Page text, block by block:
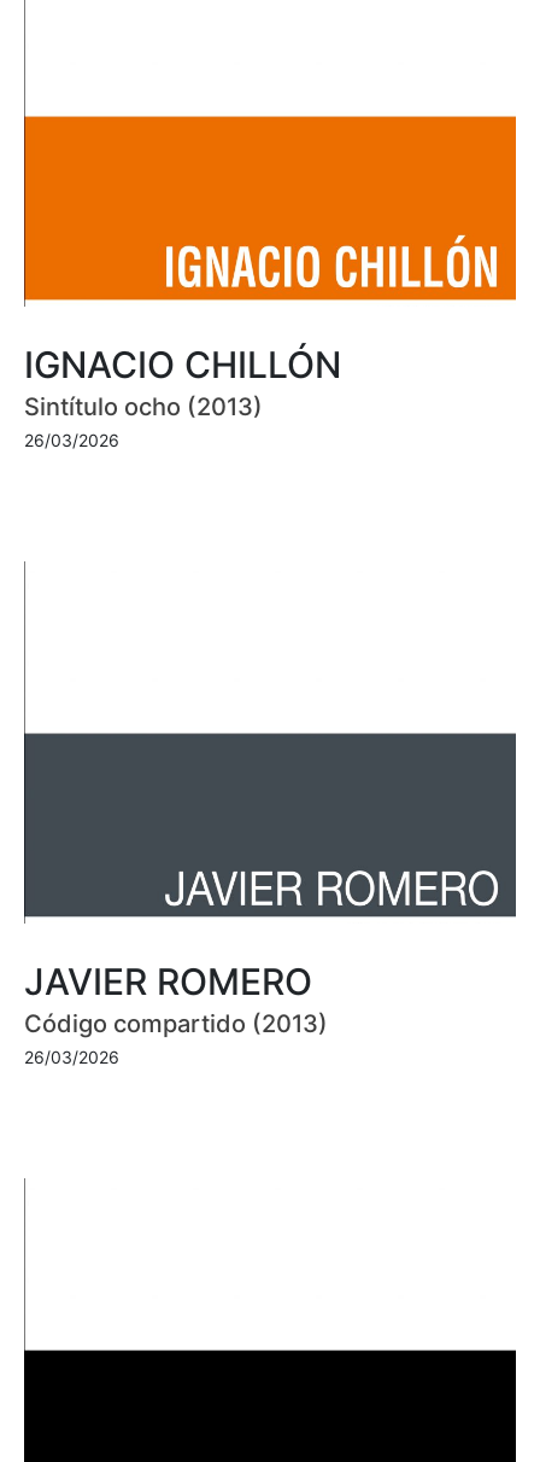
IGNACIO CHILLÓN
Sintítulo ocho (2013)
26/03/2026
JAVIER ROMERO
Código compartido (2013)
26/03/2026